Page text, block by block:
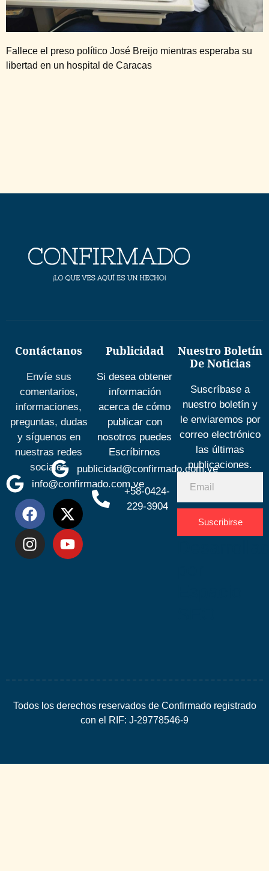
Fallece el preso político José Breijo mientras esperaba su
libertad en un hospital de Caracas
Contáctanos
Envíe sus
comentarios,
informaciones,
preguntas, dudas
y síguenos en
nuestras redes
sociales
info@confirmado.com.ve
Publicidad
Si desea obtener
información
acerca de cómo
publicar con
nosotros puedes
Escríbirnos
publicidad@confirmado.com.ve
+58-0424-
229-3904
Nuestro Boletín
De Noticias
Suscríbase a
nuestro boletín y
le enviaremos por
correo electrónico
las últimas
publicaciones.
Suscribirse
Todos los derechos reservados de Confirmado registrado
con el RIF: J-29778546-9